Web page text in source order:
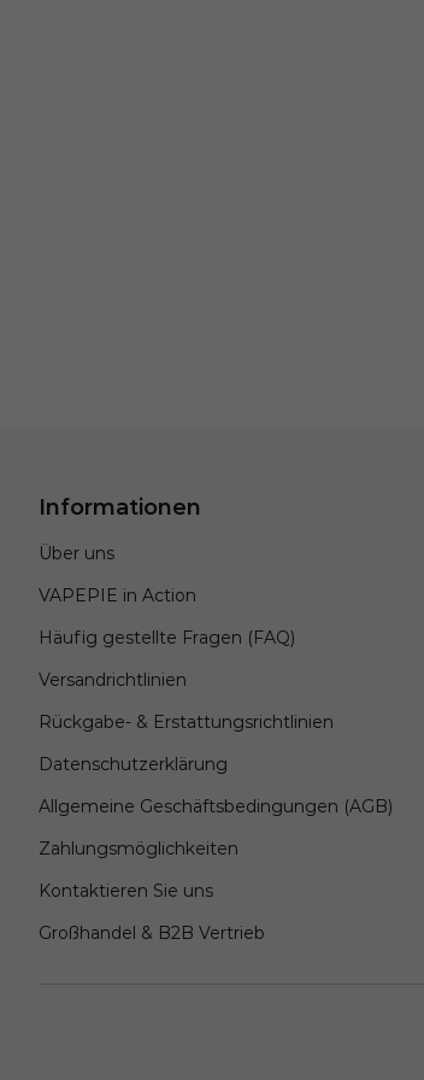
Informationen
Über uns
VAPEPIE in Action
Häufig gestellte Fragen (FAQ)
Versandrichtlinien
Rückgabe- & Erstattungsrichtlinien
Datenschutzerklärung
Allgemeine Geschäftsbedingungen (AGB)
Zahlungsmöglichkeiten
Kontaktieren Sie uns
Großhandel & B2B Vertrieb